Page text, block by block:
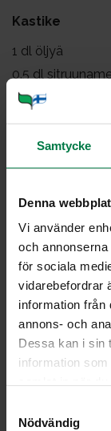
Samtycke
Denna
Vi använder
och
för sociala
vidarebefordrar
information från
annons- och
Dessa kan i sin
information
Nödvändig
Kastike
1 dl öljyä
0.5dl
rkl viinietikkaa
1tl hunajaa
valkosipulinkynsi
1ruukku(a)
mustapippuria
Irrottele
viipaloidulla
vedessä noin
kauniin
Leikkaa
Revi
Mittaa kaikki
hienonna